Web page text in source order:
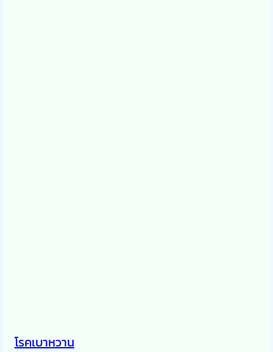
โรคเบาหวาน